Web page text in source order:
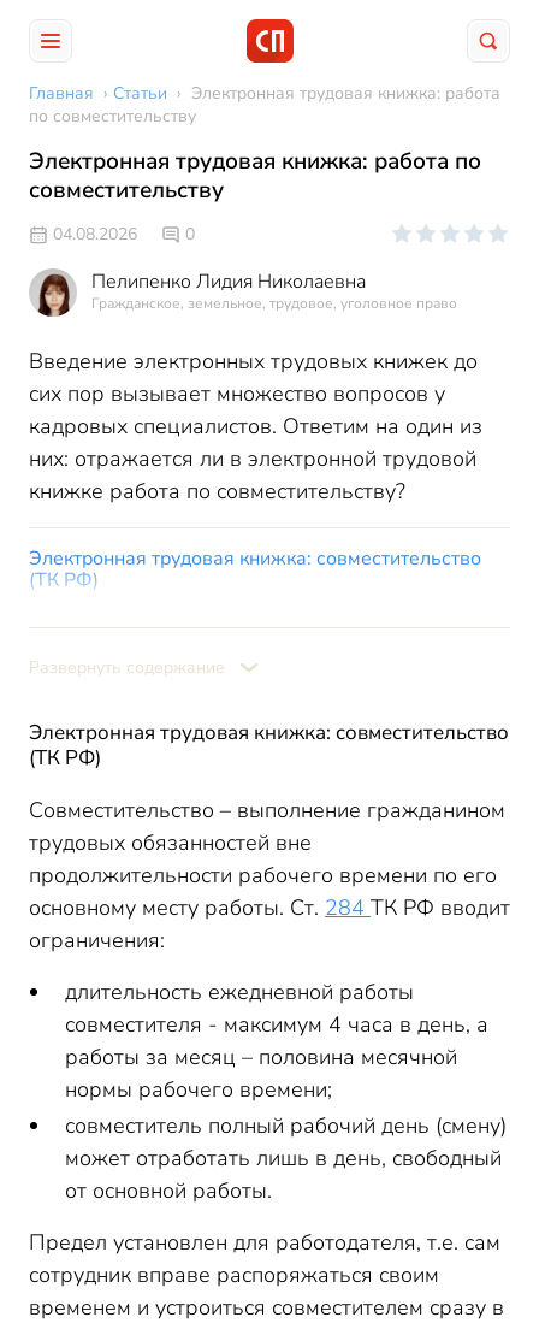
Главная › Статьи › Электронная трудовая книжка: работа
по совместительству
Электронная трудовая книжка: работа по
совместительству
04.08.2026 0
Пелипенко Лидия Николаевна
Гражданское, земельное, трудовое, уголовное право
Введение электронных трудовых книжек до
сих пор вызывает множество вопросов у
кадровых специалистов. Ответим на один из
них: отражается ли в электронной трудовой
книжке работа по совместительству?
Электронная трудовая книжка: совместительство
(ТК РФ)
Развернуть содержание
Электронная трудовая книжка: совместительство
(ТК РФ)
Совместительство – выполнение гражданином
трудовых обязанностей вне
продолжительности рабочего времени по его
основному месту работы. Ст. 284 ТК РФ вводит
ограничения:
длительность ежедневной работы
совместителя - максимум 4 часа в день, а
работы за месяц – половина месячной
нормы рабочего времени;
совместитель полный рабочий день (смену)
может отработать лишь в день, свободный
от основной работы.
Предел установлен для работодателя, т.е. сам
сотрудник вправе распоряжаться своим
временем и устроиться совместителем сразу в